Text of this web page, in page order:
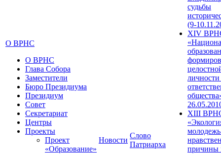
О ВРНС
О ВРНС
Глава Собора
Заместители
Бюро Президиума
Президиум
Совет
Секретариат
Центры
Проекты
Проект
«Образование»
Новости
Слово
Патриарха
судьбы
(9-
XIV
XIII
причины